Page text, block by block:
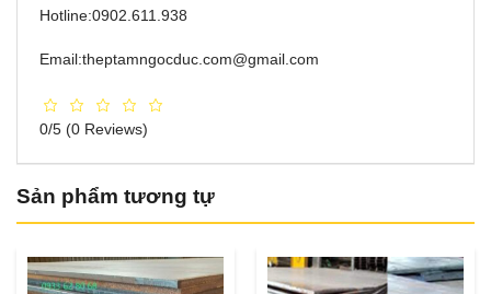
Hotline:0902.611.938
Email:theptamngocduc.com@gmail.com
0/5 (0 Reviews)
Sản phẩm tương tự